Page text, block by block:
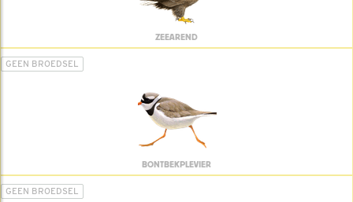
ZEEAREND
GEEN BROEDSEL
BONTBEKPLEVIER
GEEN BROEDSEL